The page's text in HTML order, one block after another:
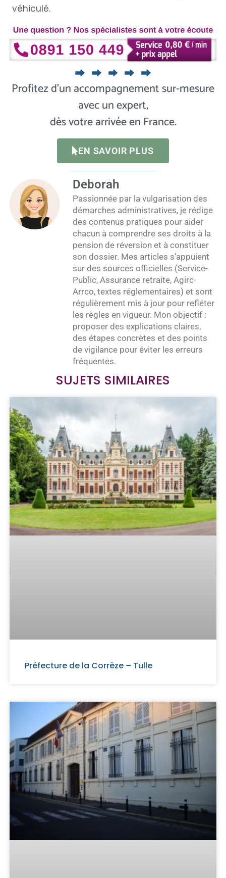
véhiculé.
Profitez d’un accompagnement sur-mesure
avec un expert,
dès votre arrivée en France.
EN SAVOIR PLUS
Deborah
Passionnée par la vulgarisation des
démarches administratives, je rédige
des contenus pratiques pour aider
chacun à comprendre ses droits à la
pension de réversion et à constituer
son dossier. Mes articles s’appuient
sur des sources officielles (Service-
Public, Assurance retraite, Agirc-
Arrco, textes réglementaires) et sont
régulièrement mis à jour pour refléter
les règles en vigueur. Mon objectif :
proposer des explications claires,
des étapes concrètes et des points
de vigilance pour éviter les erreurs
fréquentes.
SUJETS SIMILAIRES
Préfecture de la Corrèze – Tulle